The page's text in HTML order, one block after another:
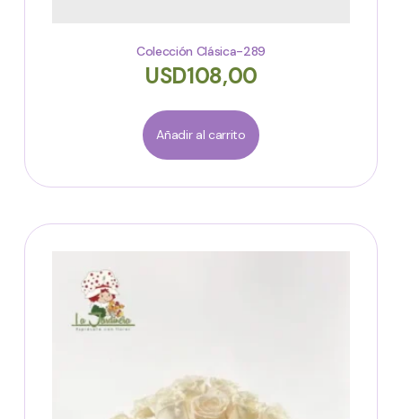
Colección Clásica-289
USD108,00
Añadir al carrito